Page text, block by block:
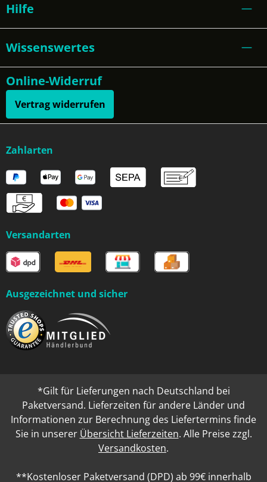
Hilfe
Wissenswertes
Online-Widerruf
Vertrag widerrufen
Zahlarten
Versandarten
Ausgezeichnet und sicher
*Gilt für Lieferungen nach Deutschland bei
Paketversand. Lieferzeiten für andere Länder und
Informationen zur Berechnung des Liefertermins finde
Sie in unserer Übersicht Lieferzeiten. Alle Preise zzgl.
Versandkosten.
**Kostenloser Paketversand (DPD) ab 99€ innerhalb